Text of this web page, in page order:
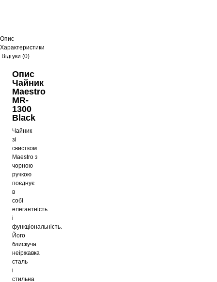
Опис
Характеристики
Відгуки (0)
Опис
Чайник
Maestro
MR-
1300
Black
Чайник
зі
свистком
Maestro з
чорною
ручкою
поєднує
в
собі
елегантність
і
функціональність.
Його
блискуча
неіржавка
сталь
і
стильна